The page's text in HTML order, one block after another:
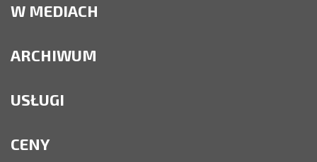
W MEDIACH
ARCHIWUM
USŁUGI
CENY